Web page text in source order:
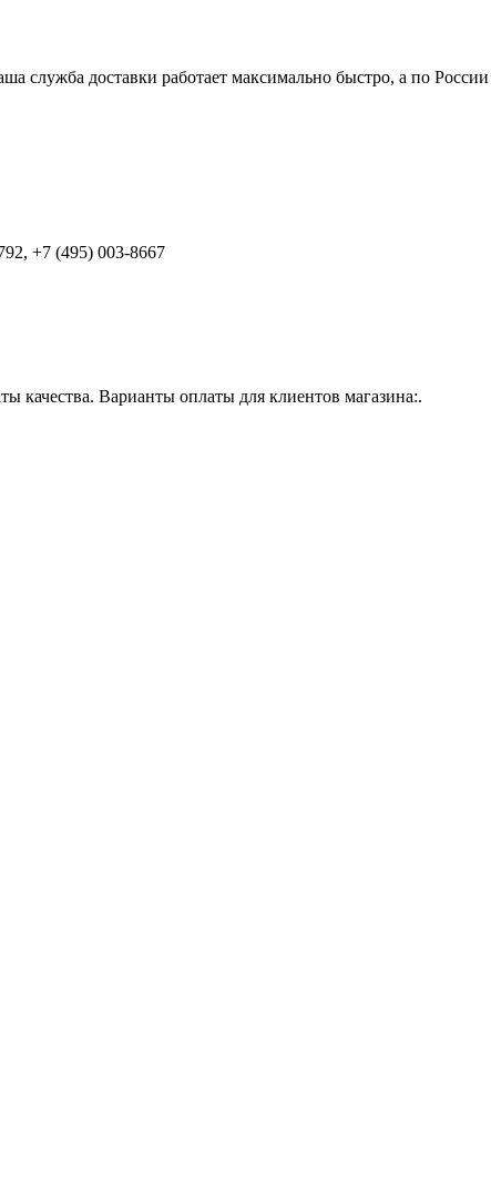
служба доставки работает максимально быстро, а по
+7 (495) 003-8667
качества. Варианты оплаты для клиентов магазина:.